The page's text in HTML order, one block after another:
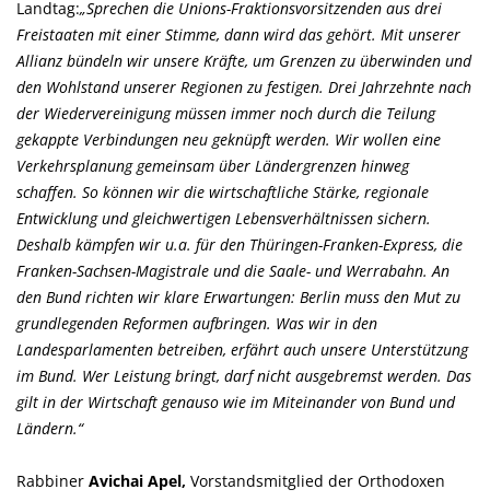
Landtag:Sprechen die Unions-Fraktionsvorsitzenden aus drei
Freistaaten mit einer Stimme, dann wird das gehört. Mit unserer
Allianz bündeln wir unsere Kräfte, um Grenzen zu überwinden und
den Wohlstand unserer Regionen zu festigen. Drei Jahrzehnte nach
der Wiedervereinigung müssen immer noch durch die Teilung
gekappte Verbindungen neu geknüpft werden. Wir wollen eine
Verkehrsplanung gemeinsam über Ländergrenzen hinweg
schaffen. So können wir die wirtschaftliche Stärke, regionale
Entwicklung und gleichwertigen Lebensverhältnissen sichern.
Deshalb kämpfen wir u.a. für den Thüringen-Franken-Express, die
Franken-Sachsen-Magistrale und die Saale- und Werrabahn. An
den Bund richten wir klare Erwartungen: Berlin muss den Mut zu
grundlegenden Reformen aufbringen. Was wir in den
Landesparlamenten betreiben, erfährt auch unsere Unterstützung
im Bund. Wer Leistung bringt, darf nicht ausgebremst werden. Das
gilt in der Wirtschaft genauso wie im Miteinander von Bund und
Ländern.“
Rabbiner Avichai Apel, Vorstandsmitglied der Orthodoxen